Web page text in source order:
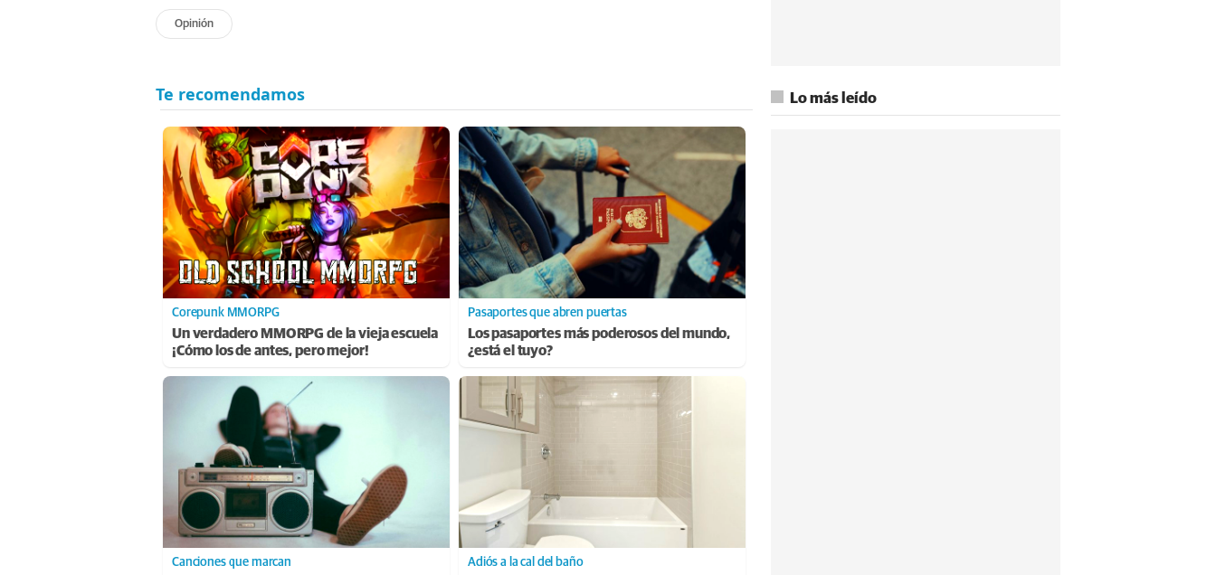
Opinión
Corepunk MMORPG
Un verdadero MMORPG de la vieja escuela
¡Cómo los de antes, pero mejor!
Pasaportes que abren puertas
Los pasaportes más poderosos del mundo,
¿está el tuyo?
Canciones que marcan Adiós a la cal del baño
Lo más leído